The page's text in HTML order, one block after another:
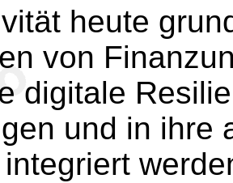
heute
von
digitale
und in ihre